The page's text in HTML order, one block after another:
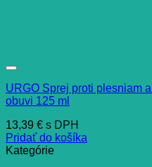
URGO Sprej proti plesniam
obuvi 125 ml
13,39 € s DPH
Pridať do košíka
Kategórie